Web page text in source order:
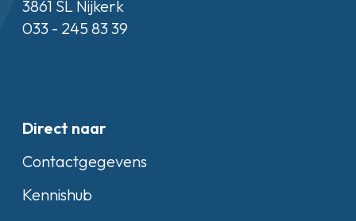
3861 SL Nijkerk
033 - 245 83 39
Direct naar
Contactgegevens
Kennishub